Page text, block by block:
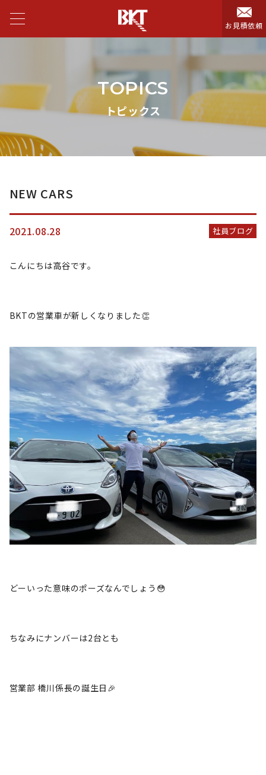
お見積依頼
TOPICS
トピックス
NEW CARS
2021.08.28 社員ブログ
こんにちは高谷です。
BKTの営業車が新しくなりました👏
どーいった意味のポーズなんでしょう😳
ちなみにナンバーは2台とも
営業部 橋川係長の誕生日🎉